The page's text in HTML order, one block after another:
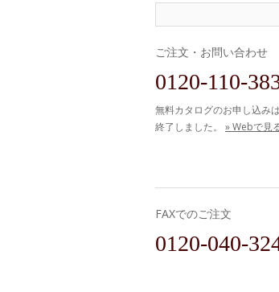
ご注文・お問い合わせ
0120-110-
無料カタログのお申し込みは
終了しました。 » Webで見
FAXでのご注文
0120-040-